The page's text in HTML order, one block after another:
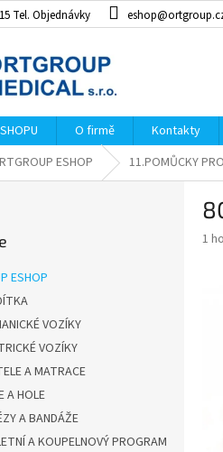
Tel. Objednávky
O firmě Kontakty
ESHOP 11.POMŮCKY
ESHOP
VOZÍKY
VOZÍKY
A MATRACE
A HOLE
A BANDÁŽE
A KOUPELNOVÝ PROGRAM
1